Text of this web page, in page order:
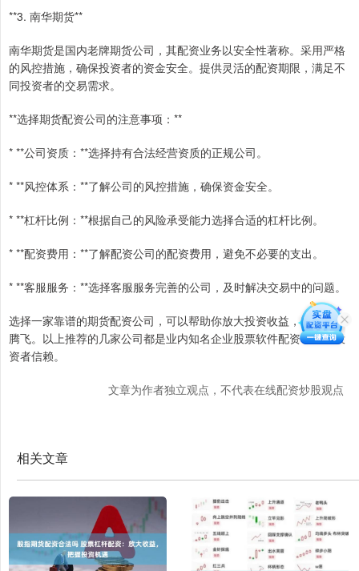
**3. 南华期货**
南华期货是国内老牌期货公司，其配资业务以安全性著称。采用严格
的风控措施，确保投资者的资金安全。提供灵活的配资期限，满足不
同投资者的交易需求。
**选择期货配资公司的注意事项：**
* **公司资质：**选择持有合法经营资质的正规公司。
* **风控体系：**了解公司的风控措施，确保资金安全。
* **杠杆比例：**根据自己的风险承受能力选择合适的杠杆比例。
* **配资费用：**了解配资公司的配资费用，避免不必要的支出。
* **客服服务：**选择客服服务完善的公司，及时解决交易中的问题。
选择一家靠谱的期货配资公司，可以帮助你放大投资收益，实现投资
腾飞。以上推荐的几家公司都是业内知名企业股票软件配资，值得投
资者信赖。
文章为作者独立观点，不代表在线配资炒股观点
相关文章